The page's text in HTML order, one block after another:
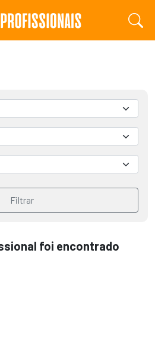
Filtrar
foi encontrado